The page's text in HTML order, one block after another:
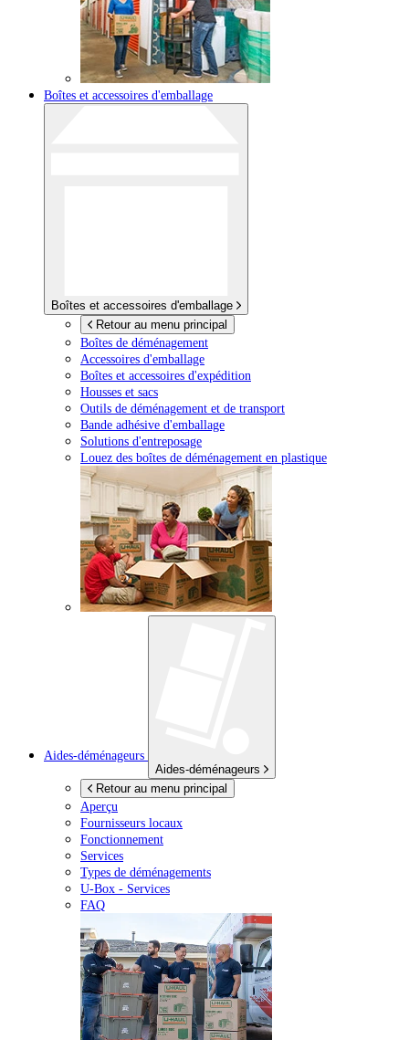
Boîtes et accessoires d'emballage
Boîtes et accessoires d'emballage
Retour au menu principal
Boîtes de déménagement
Accessoires d'emballage
Boîtes et accessoires d'expédition
Housses et sacs
Outils de déménagement et de transport
Bande adhésive d'emballage
Solutions d'entreposage
Louez des boîtes de déménagement en plastique
Aides-déménageurs
Aides-déménageurs
Retour au menu principal
Aperçu
Fournisseurs locaux
Fonctionnement
Services
Types de déménagements
U-Box - Services
FAQ